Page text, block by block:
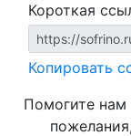
Короткая
Копировать
Помогите